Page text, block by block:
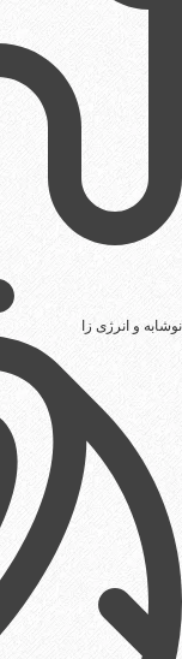
نوشابه و انرژی زا